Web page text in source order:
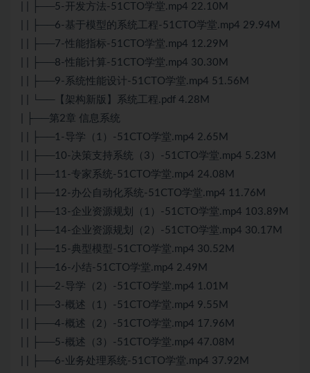
| | ├──5-开发方法-51CTO学堂.mp4 22.10M
| | ├──6-基于模型的系统工程-51CTO学堂.mp4 29.94M
| | ├──7-性能指标-51CTO学堂.mp4 12.29M
| | ├──8-性能计算-51CTO学堂.mp4 30.30M
| | ├──9-系统性能设计-51CTO学堂.mp4 51.56M
| | └──【架构新版】系统工程.pdf 4.28M
| ├──第2章 信息系统
| | ├──1-导学（1）-51CTO学堂.mp4 2.65M
| | ├──10-决策支持系统（3）-51CTO学堂.mp4 5.23M
| | ├──11-专家系统-51CTO学堂.mp4 24.08M
| | ├──12-办公自动化系统-51CTO学堂.mp4 11.76M
| | ├──13-企业资源规划（1）-51CTO学堂.mp4 103.89M
| | ├──14-企业资源规划（2）-51CTO学堂.mp4 30.17M
| | ├──15-典型模型-51CTO学堂.mp4 30.52M
| | ├──16-小结-51CTO学堂.mp4 2.49M
| | ├──2-导学（2）-51CTO学堂.mp4 1.01M
| | ├──3-概述（1）-51CTO学堂.mp4 9.55M
| | ├──4-概述（2）-51CTO学堂.mp4 17.96M
| | ├──5-概述（3）-51CTO学堂.mp4 47.08M
| | ├──6-业务处理系统-51CTO学堂.mp4 37.92M